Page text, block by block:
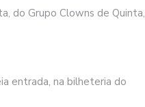
do Grupo Clowns de Quinta,
entrada, na bilheteria do